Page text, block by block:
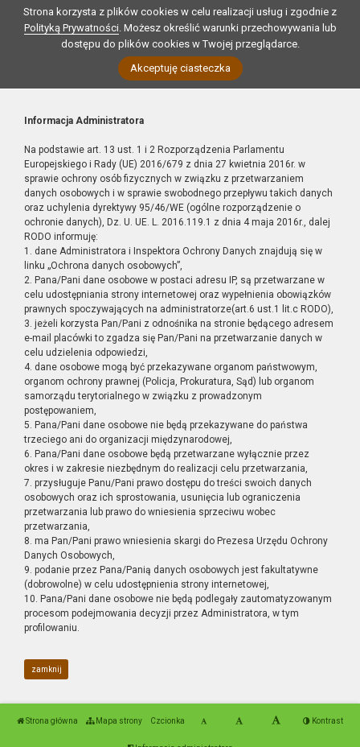
Strona korzysta z plików cookies w celu realizacji usług i zgodnie z
Polityką Prywatności. Możesz określić warunki przechowywania lub
dostępu do plików cookies w Twojej przeglądarce.
Akceptuję ciasteczka
Informacja Administratora
Na podstawie art. 13 ust. 1 i 2 Rozporządzenia Parlamentu
Europejskiego i Rady (UE) 2016/679 z dnia 27 kwietnia 2016r. w
sprawie ochrony osób fizycznych w związku z przetwarzaniem
danych osobowych i w sprawie swobodnego przepływu takich danych
oraz uchylenia dyrektywy 95/46/WE (ogólne rozporządzenie o
ochronie danych), Dz. U. UE. L. 2016.119.1 z dnia 4 maja 2016r., dalej
RODO informuję:
1. dane Administratora i Inspektora Ochrony Danych znajdują się w
linku „Ochrona danych osobowych”,
2. Pana/Pani dane osobowe w postaci adresu IP, są przetwarzane w
celu udostępniania strony internetowej oraz wypełnienia obowiązków
prawnych spoczywających na administratorze(art.6 ust.1 lit.c RODO),
3. jeżeli korzysta Pan/Pani z odnośnika na stronie będącego adresem
e-mail placówki to zgadza się Pan/Pani na przetwarzanie danych w
celu udzielenia odpowiedzi,
4. dane osobowe mogą być przekazywane organom państwowym,
organom ochrony prawnej (Policja, Prokuratura, Sąd) lub organom
samorządu terytorialnego w związku z prowadzonym
postępowaniem,
5. Pana/Pani dane osobowe nie będą przekazywane do państwa
trzeciego ani do organizacji międzynarodowej,
6. Pana/Pani dane osobowe będą przetwarzane wyłącznie przez
okres i w zakresie niezbędnym do realizacji celu przetwarzania,
7. przysługuje Panu/Pani prawo dostępu do treści swoich danych
osobowych oraz ich sprostowania, usunięcia lub ograniczenia
przetwarzania lub prawo do wniesienia sprzeciwu wobec
przetwarzania,
8. ma Pan/Pani prawo wniesienia skargi do Prezesa Urzędu Ochrony
Danych Osobowych,
9. podanie przez Pana/Panią danych osobowych jest fakultatywne
(dobrowolne) w celu udostępnienia strony internetowej,
10. Pana/Pani dane osobowe nie będą podlegały zautomatyzowanym
procesom podejmowania decyzji przez Administratora, w tym
profilowaniu.
zamknij
Strona główna Mapa strony Czcionka Kontrast